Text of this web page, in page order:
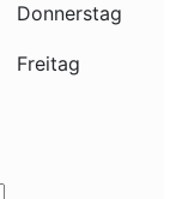
Donnerstag
Freitag